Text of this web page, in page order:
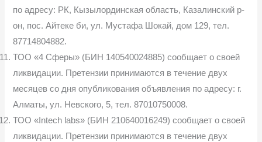
по адресу: РК, Кызылординская область, Казалинский р-
он, пос. Айтеке би, ул. Мустафа Шокай, дом 129, тел.
87714804882.
ТОО «4 Сферы» (БИН 140540024885) сообщает о своей
ликвидации. Претензии принимаются в течение двух
месяцев со дня опубликования объявления по адресу: г.
Алматы, ул. Невского, 5, тел. 87010750008.
ТОО «Intech labs» (БИН 210640016249) сообщает о своей
ликвидации. Претензии принимаются в течение двух